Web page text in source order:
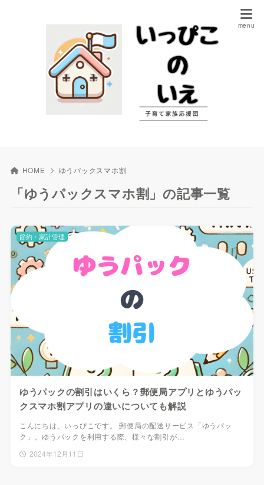
HOME ゆうパックスマホ割
「ゆうパックスマホ割」の記事一覧
ゆうパックの割引はいくら？郵便局アプリとゆうパッ
クスマホ割アプリの違いについても解説
こんにちは、いっぴこです。 郵便局の配送サービス「ゆうパッ
ク」。ゆうパックを利用する際、様々な割引が…
2024年12月11日
節約・家計管理